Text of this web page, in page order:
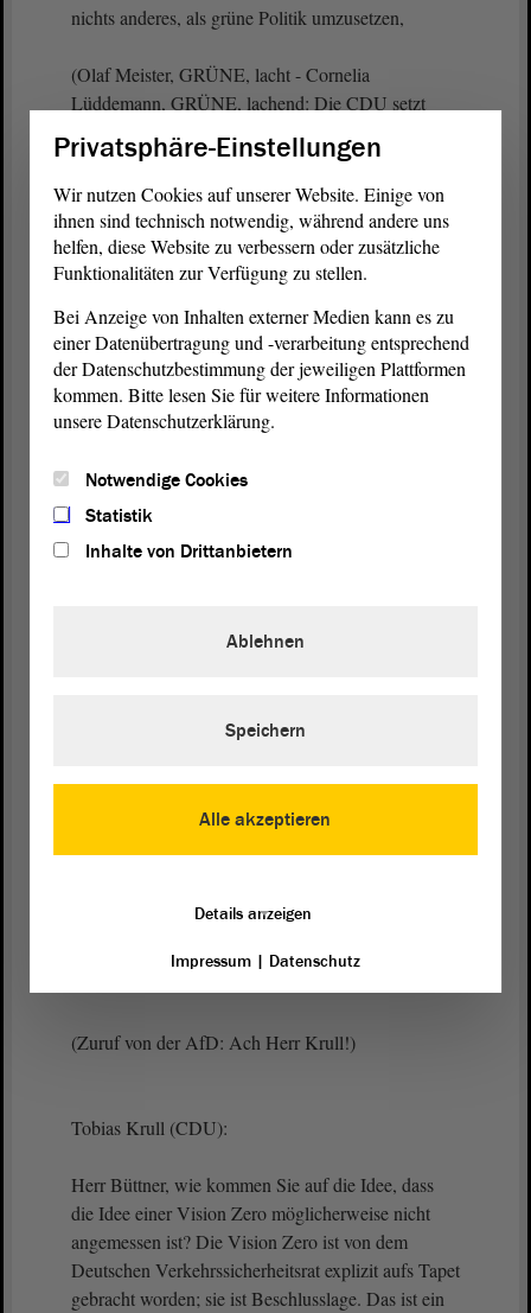
nichts anderes, als grüne Politik umzusetzen,
(Olaf Meister, GRÜNE, lacht - Cornelia
Lüddemann, GRÜNE, lachend: Die CDU setzt
und das unter einem Deckmantel, im schwarzen
Wolfspelz.
(Lachen bei der AfD)
Aber wir werden das den Menschen immer und
immer wieder sagen. Wir werden dafür Sorge
tragen, dass die Menschen bei der nächsten Wahl
ihr Kreuz an der richtigen Stelle setzen. - Vielen
Es gibt eine Frage von Herrn Krull. Wollen Sie
Herr Krull, Sie können Ihre Frage stellen. Bitte
(Zuruf von der AfD: Ach Herr Krull!)
Tobias Krull (CDU):
Herr Büttner, wie kommen Sie auf die Idee, dass
die Idee einer Vision Zero möglicherweise nicht
angemessen ist? Die Vision Zero ist von dem
Deutschen Verkehrssicherheitsrat explizit aufs Tapet
gebracht worden; sie ist Beschlusslage. Das ist ein
Privatsphäre-Einstellungen
Wir nutzen Cookies auf unserer Website. Einige von
ihnen sind technisch notwendig, während andere uns
helfen, diese Website zu verbessern oder zusätzliche
Funktionalitäten zur Verfügung zu stellen.
Bei Anzeige von Inhalten externer Medien kann es zu
einer Datenübertragung und -verarbeitung entsprechend
der Datenschutzbestimmung der jeweiligen Plattformen
kommen. Bitte lesen Sie für weitere Informationen
unsere Datenschutzerklärung.
Notwendige Cookies
Statistik
Inhalte von Drittanbietern
Alle akzeptieren
Ablehnen
Speichern
Details anzeigen
Impressum| Datenschutz